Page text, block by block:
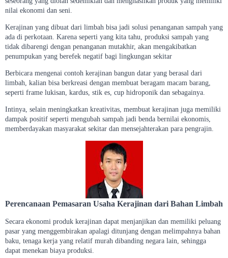
nilai ekonomi dan seni.
Kerajinan yang dibuat dari limbah bisa jadi solusi penanganan sampah yang
ada di perkotaan. Karena seperti yang kita tahu, produksi sampah yang
tidak dibarengi dengan penanganan mutakhir, akan mengakibatkan
penumpukan yang berefek negatif bagi lingkungan sekitar
Berbicara mengenai contoh kerajinan bangun datar yang berasal dari
limbah, kalian bisa berkreasi dengan membuat beragam macam barang,
seperti frame lukisan, kardus, stik es, cup hidroponik dan sebagainya.
Intinya, selain meningkatkan kreativitas, membuat kerajinan juga memiliki
dampak positif seperti mengubah sampah jadi benda bernilai ekonomis,
memberdayakan masyarakat sekitar dan mensejahterakan para pengrajin.
Perencanaan Pemasaran Usaha Kerajinan dari Bahan Limbah
Secara ekonomi produk kerajinan dapat menjanjikan dan memiliki peluang
pasar yang menggembirakan apalagi ditunjang dengan melimpahnya bahan
baku, tenaga kerja yang relatif murah dibanding negara lain, sehingga
dapat menekan biaya produksi.